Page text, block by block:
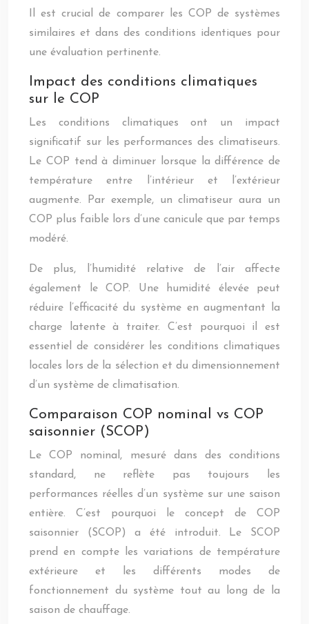
Il est crucial de comparer les COP de systèmes
similaires et dans des conditions identiques pour
une évaluation pertinente.
Impact des conditions climatiques
sur le COP
Les conditions climatiques ont un impact
significatif sur les performances des climatiseurs.
Le COP tend à diminuer lorsque la différence de
température entre l’intérieur et l’extérieur
augmente. Par exemple, un climatiseur aura un
COP plus faible lors d’une canicule que par temps
modéré.
De plus, l’humidité relative de l’air affecte
également le COP. Une humidité élevée peut
réduire l’efficacité du système en augmentant la
charge latente à traiter. C’est pourquoi il est
essentiel de considérer les conditions climatiques
locales lors de la sélection et du dimensionnement
d’un système de climatisation.
Comparaison COP nominal vs COP
saisonnier (SCOP)
Le COP nominal, mesuré dans des conditions
standard, ne reflète pas toujours les
performances réelles d’un système sur une saison
entière. C’est pourquoi le concept de COP
saisonnier (SCOP) a été introduit. Le SCOP
prend en compte les variations de température
extérieure et les différents modes de
fonctionnement du système tout au long de la
saison de chauffage.